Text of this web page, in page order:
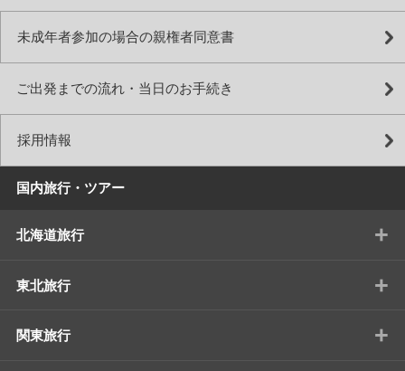
未成年者参加の場合の親権者同意書
ご出発までの流れ・当日のお手続き
採用情報
国内旅行・ツアー
北海道旅行 +
東北旅行 +
関東旅行 +